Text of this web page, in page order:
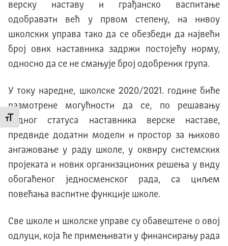
Промени величину слова
верску наставу и грађанско васпитање
одобравати већ у првом степену, на нивоу
школских управа тако да се обезбеди да највећи
број ових наставника задржи постојећу норму,
односно да се не смањује број одобрених група.
У току наредне, школске 2020/2021. године биће
размотрене могућности да се, по решавању
радног статуса наставника верске наставе,
предвиде додатни модели и простор за њихово
ангажовање у раду школе, у оквиру системских
пројеката и нових организационих решења у виду
обогаћеног једносменског рада, са циљем
повећања васпитне функције школе.
Све школе и школске управе су обавештене о овој
одлуци, која ће примењивати у финансирању рада